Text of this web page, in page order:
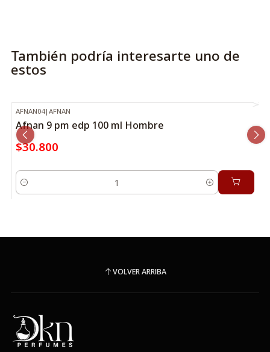
También podría interesarte uno de
estos
AFNAN04|AFNAN
Afnan 9 pm edp 100 ml Hombre
$30.800
Cantidad
VOLVER ARRIBA